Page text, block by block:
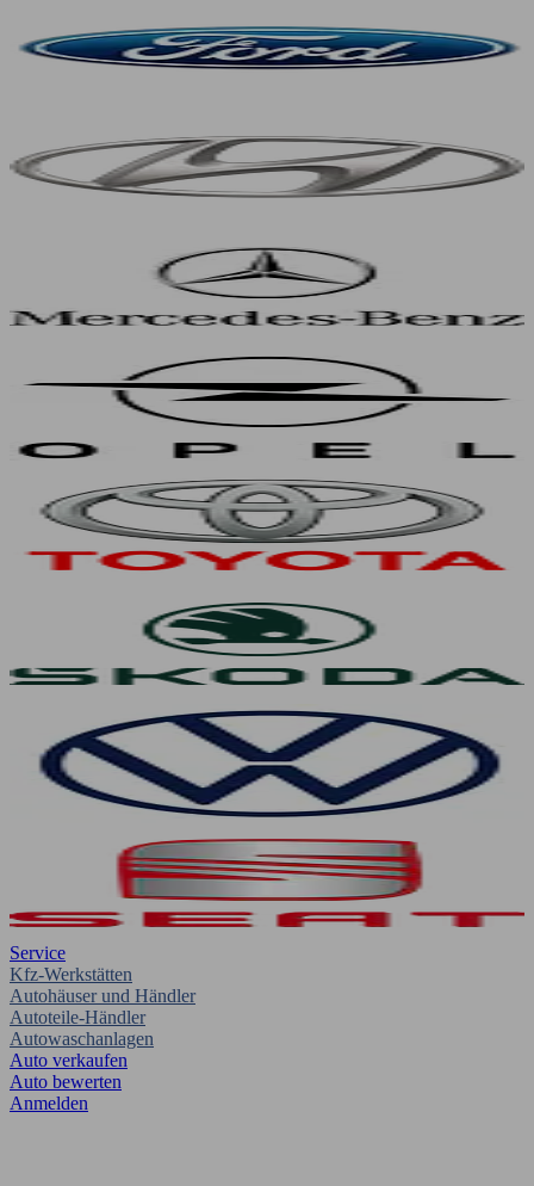
Service
Kfz-Werkstätten
Autohäuser und Händler
Autoteile-Händler
Autowaschanlagen
Auto verkaufen
Auto bewerten
Anmelden